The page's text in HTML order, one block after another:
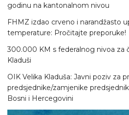
godinu na kantonalnom nivou
FHMZ izdao crveno i narandžasto
temperature: Pročitajte preporuke!
300.000 KM s federalnog nivoa za
Kladuši
OIK Velika Kladuša: Javni poziv za
predsjednike/zamjenike
Bosni i Hercegovini